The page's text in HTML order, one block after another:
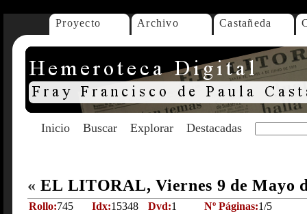
Proyecto Archivo Castañeda
Inicio Buscar Explorar Destacadas
« EL LITORAL, Viernes 9 de Mayo
Rollo:745 Idx:15348 Dvd:1 Nº Páginas:1/5